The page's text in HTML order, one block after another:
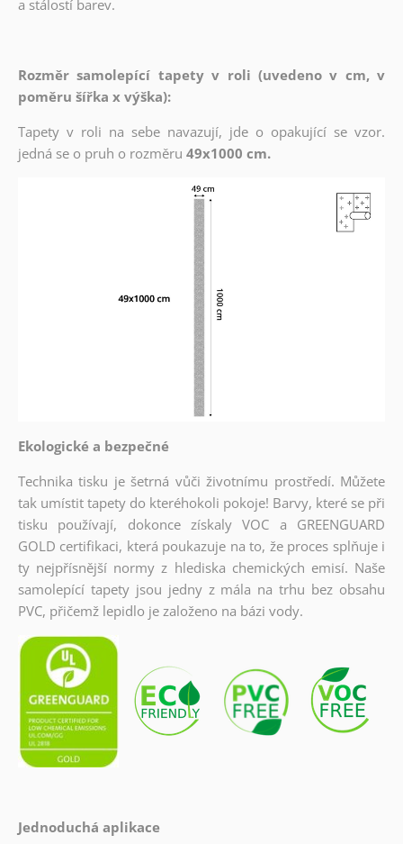
a stálostí barev.
Rozměr samolepící tapety v roli (uvedeno v cm, v
poměru šířka x výška):
Tapety v roli na sebe navazují, jde o opakující se vzor.
jedná se o pruh o rozměru 49x1000 cm.
Ekologické a bezpečné
Technika tisku je šetrná vůči životnímu prostředí. Můžete
tak umístit tapety do kteréhokoli pokoje! Barvy, které se při
tisku používají, dokonce získaly VOC a GREENGUARD
GOLD certifikaci, která poukazuje na to, že proces splňuje i
ty nejpřísnější normy z hlediska chemických emisí. Naše
samolepící tapety jsou jedny z mála na trhu bez obsahu
PVC, přičemž lepidlo je založeno na bázi vody.
Jednoduchá aplikace